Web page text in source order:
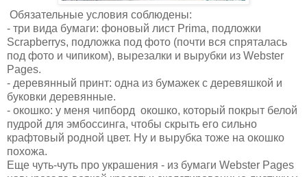
Обязательные условия соблюдены:
- три вида бумаги: фоновый лист Prima, подложки
Scrapberrys, подложка под фото (почти вся спряталась
под фото и чипиком), вырезалки и вырубки из Webster
Pages.
- деревянный принт: одна из бумажек с деревяшкой и
буковки деревянные.
- окошко: у меня чипборд окошко, который покрыт белой
пудрой для эмбоссинга, чтобы скрыть его сильно
крафтовый родной цвет. Ну и вырубка тоже на окошко
похожа.
Еще чуть-чуть про украшения - из бумаги Webster Pages